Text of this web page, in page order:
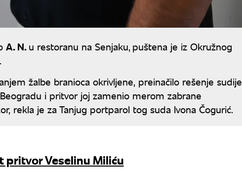
A. N.u restoranu na Senjaku, puštena je iz Okružnog
žalbe branioca okrivljene, preinačilo rešenje sudije
i pritvor joj zamenio merom zabrane
rekla je za Tanjug portparol tog suda Ivona Čogurić.
pritvor Veselinu Miliću